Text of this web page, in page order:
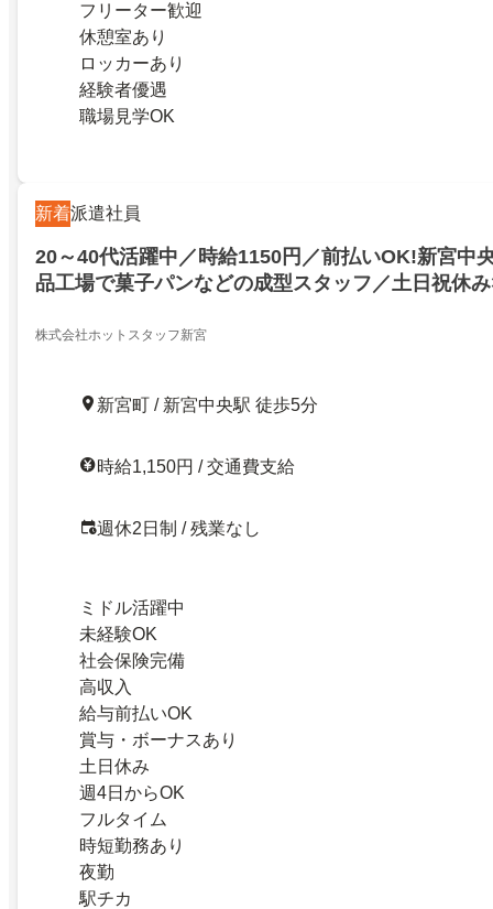
フリーター歓迎
休憩室あり
ロッカーあり
経験者優遇
職場見学OK
新着派遣社員
20～40代活躍中／時給1150円／前払いOK!新宮中
品工場で菓子パンなどの成型スタッフ／土日祝休
株式会社ホットスタッフ新宮
新宮町 / 新宮中央駅 徒歩5分
時給1,150円 / 交通費支給
週休2日制 / 残業なし
ミドル活躍中
未経験OK
社会保険完備
高収入
給与前払いOK
賞与・ボーナスあり
土日休み
週4日からOK
フルタイム
時短勤務あり
夜勤
駅チカ